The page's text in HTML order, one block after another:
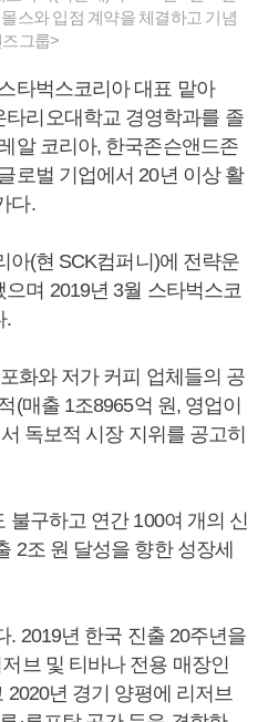
스와 입점 계약을 체결하고 기념
그룹>
타벅스코리아 대표 맡아
타리오대학교 경영학과를 졸
알 코리아, 한국존슨앤드존
로벌 기업에서 20년 이상 활
다.
아(현 SCK컴퍼니)에 전략운
며 2019년 3월 스타벅스코
.
화와 저가 커피 업체들의 공
(매출 1조8965억 원, 영업이
독보적 시장 지위를 공고히
불구하고 연간 100여 개의 신
2조 원 달성을 향한 성장세
. 2019년 한국 진출 20주년을
브 및 티바나 전용 매장인
2020년 경기 양평에 리저브